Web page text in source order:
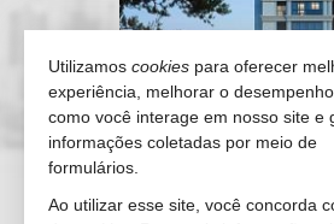
Apartamento no
Utilizamos cookies para oferecer
experiência, melhorar o
como você interage em nosso site e
informações coletadas por meio de
formulários.
Ao utilizar esse site, você concorda